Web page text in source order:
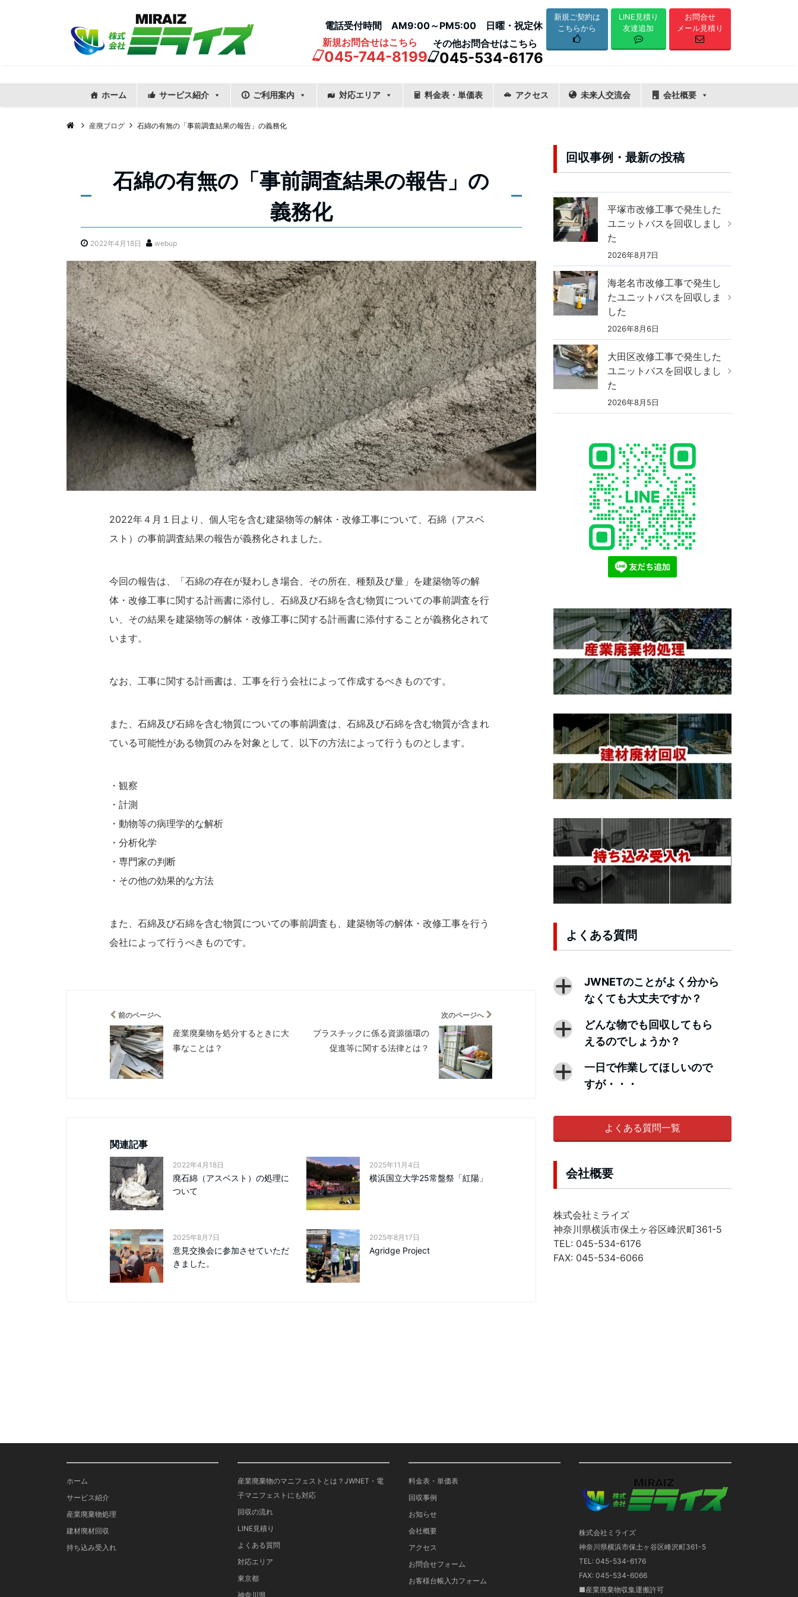
電話受付時間 AM9:00～PM5:00 日曜・祝定休
新規お問合せはこちら
045-744-8199
その他お問合せはこちら
045-534-6176
新規ご契約は
こちらから
LINE見積り
友達追加
お問合せ
メール見積り
ホーム サービス紹介 ご利用案内 対応エリア 料金表・単価表 アクセス 未来人交流会 会社概要
産廃ブログ 石綿の有無の「事前調査結果の報告」の義務化
石綿の有無の「事前調査結果の報告」の
義務化
2022年4月18日 webup
2022年４月１日より、個人宅を含む建築物等の解体・改修工事について、石綿（アスベ
スト）の事前調査結果の報告が義務化されました。
今回の報告は、「石綿の存在が疑わしき場合、その所在、種類及び量」を建築物等の解
体・改修工事に関する計画書に添付し、石綿及び石綿を含む物質についての事前調査を行
い、その結果を建築物等の解体・改修工事に関する計画書に添付することが義務化されて
います。
なお、工事に関する計画書は、工事を行う会社によって作成するべきものです。
また、石綿及び石綿を含む物質についての事前調査は、石綿及び石綿を含む物質が含まれ
ている可能性がある物質のみを対象として、以下の方法によって行うものとします。
・観察
・計測
・動物等の病理学的な解析
・分析化学
・専門家の判断
・その他の効果的な方法
また、石綿及び石綿を含む物質についての事前調査も、建築物等の解体・改修工事を行う
会社によって行うべきものです。
前のページへ
産業廃棄物を処分するときに大
事なことは？
次のページへ
プラスチックに係る資源循環の
促進等に関する法律とは？
関連記事
2022年4月18日
廃石綿（アスベスト）の処理に
ついて
2025年11月4日
横浜国立大学25常盤祭「紅陽」
2025年8月7日
意見交換会に参加させていただ
きました。
2025年8月17日
Agridge Project
回収事例・最新の投稿
平塚市改修工事で発生した
ユニットバスを回収しまし
た
2026年8月7日
海老名市改修工事で発生し
たユニットバスを回収しま
した
2026年8月6日
大田区改修工事で発生した
ユニットバスを回収しまし
た
2026年8月5日
よくある質問
a
JWNETのことがよく分から
なくても大丈夫ですか？
a
どんな物でも回収してもら
えるのでしょうか？
a
一日で作業してほしいので
すが・・・
よくある質問一覧
会社概要
株式会社ミライズ
神奈川県横浜市保土ヶ谷区峰沢町361-5
TEL: 045-534-6176
FAX: 045-534-6066
ホーム
サービス紹介
産業廃棄物処理
建材廃材回収
持ち込み受入れ
産業廃棄物のマニフェストとは？JWNET・電
子マニフェストにも対応
回収の流れ
LINE見積り
よくある質問
対応エリア
東京都
神奈川県
料金表・単価表
回収事例
お知らせ
会社概要
アクセス
お問合せフォーム
お客様台帳入力フォーム
株式会社ミライズ
神奈川県横浜市保土ヶ谷区峰沢町361-5
TEL: 045-534-6176
FAX: 045-534-6066
■産業廃棄物収集運搬許可